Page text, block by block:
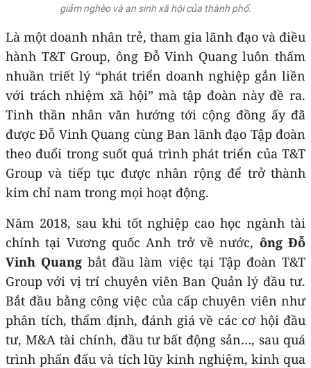
giảm nghèo và an sinh xã hội của thành phố.
Là một doanh nhân trẻ, tham gia lãnh đạo và điều
hành T&T Group, ông Đỗ Vinh Quang luôn thấm
nhuần triết lý “phát triển doanh nghiệp gắn liền
với trách nhiệm xã hội” mà tập đoàn này đề ra.
Tinh thần nhân văn hướng tới cộng đồng ấy đã
được Đỗ Vinh Quang cùng Ban lãnh đạo Tập đoàn
theo đuổi trong suốt quá trình phát triển của T&T
Group và tiếp tục được nhân rộng để trở thành
kim chỉ nam trong mọi hoạt động.
Năm 2018, sau khi tốt nghiệp cao học ngành tài
chính tại Vương quốc Anh trở về nước, ông Đỗ
Vinh Quang bắt đầu làm việc tại Tập đoàn T&T
Group với vị trí chuyên viên Ban Quản lý đầu tư.
Bắt đầu bằng công việc của cấp chuyên viên như
phân tích, thẩm định, đánh giá về các cơ hội đầu
tư, M&A tài chính, đầu tư bất động sản…, sau quá
trình phấn đấu và tích lũy kinh nghiệm, kinh qua